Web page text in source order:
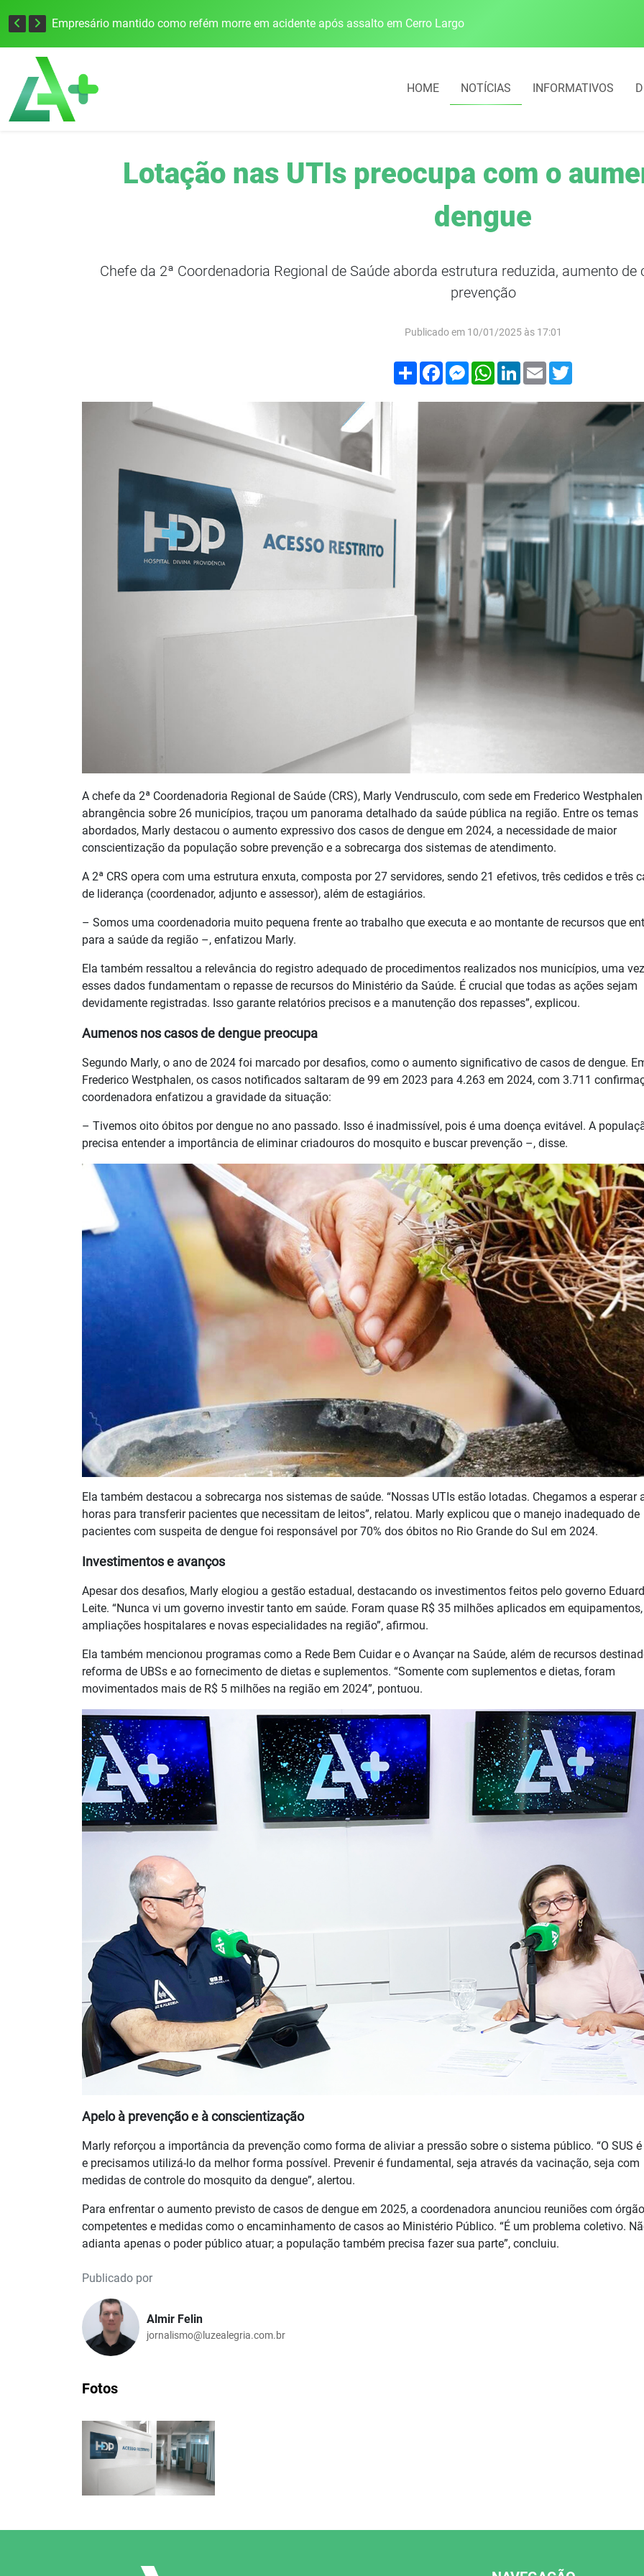
Empresário mantido como refém morre em acidente após assalto em Cerro Largo
HOME NOTÍCIAS INFORMATIVOS
Lotação nas UTIs preocupa com o
dengue
Chefe da 2ª Coordenadoria Regional de Saúde aborda estrutura reduzida, aumento
prevenção
Publicado em 10/01/2025 às 17:01
Compartilhar
FacebookMessenger
WhatsApp
LinkedIn
Email
A chefe da 2ª Coordenadoria Regional de Saúde (CRS), Marly Vendrusculo, com sede em Frederico
abrangência sobre 26 municípios, traçou um panorama detalhado da saúde pública na região. Entre os temas
abordados, Marly destacou o aumento expressivo dos casos de dengue em 2024, a necessidade de maior
conscientização da população sobre prevenção e a sobrecarga dos sistemas de atendimento.
A 2ª CRS opera com uma estrutura enxuta, composta por 27 servidores, sendo 21 efetivos, três cedidos e três
de liderança (coordenador, adjunto e assessor), além de estagiários.
– Somos uma coordenadoria muito pequena frente ao trabalho que executa e ao montante de recursos que
para a saúde da região –, enfatizou Marly.
Ela também ressaltou a relevância do registro adequado de procedimentos realizados nos municípios, uma
esses dados fundamentam o repasse de recursos do Ministério da Saúde. É crucial que todas as ações sejam
devidamente registradas. Isso garante relatórios precisos e a manutenção dos repasses”, explicou.
Aumenos nos casos de dengue preocupa
Segundo Marly, o ano de 2024 foi marcado por desafios, como o aumento significativo de casos de dengue.
Frederico Westphalen, os casos notificados saltaram de 99 em 2023 para 4.263 em 2024, com 3.711
coordenadora enfatizou a gravidade da situação:
– Tivemos oito óbitos por dengue no ano passado. Isso é inadmissível, pois é uma doença evitável. A
precisa entender a importância de eliminar criadouros do mosquito e buscar prevenção –, disse.
Ela também destacou a sobrecarga nos sistemas de saúde. “Nossas UTIs estão lotadas. Chegamos a esperar
horas para transferir pacientes que necessitam de leitos”, relatou. Marly explicou que o manejo inadequado de
pacientes com suspeita de dengue foi responsável por 70% dos óbitos no Rio Grande do Sul em 2024.
Investimentos e avanços
Apesar dos desafios, Marly elogiou a gestão estadual, destacando os investimentos feitos pelo governo
Leite. “Nunca vi um governo investir tanto em saúde. Foram quase R$ 35 milhões aplicados em equipamentos,
ampliações hospitalares e novas especialidades na região”, afirmou.
Ela também mencionou programas como a Rede Bem Cuidar e o Avançar na Saúde, além de recursos
reforma de UBSs e ao fornecimento de dietas e suplementos. “Somente com suplementos e dietas, foram
movimentados mais de R$ 5 milhões na região em 2024”, pontuou.
Apelo à prevenção e à conscientização
Marly reforçou a importância da prevenção como forma de aliviar a pressão sobre o sistema público. “O SUS
e precisamos utilizá-lo da melhor forma possível. Prevenir é fundamental, seja através da vacinação, seja com
medidas de controle do mosquito da dengue”, alertou.
Para enfrentar o aumento previsto de casos de dengue em 2025, a coordenadora anunciou reuniões com
competentes e medidas como o encaminhamento de casos ao Ministério Público. “É um problema coletivo.
adianta apenas o poder público atuar; a população também precisa fazer sua parte”, concluiu.
Publicado por
Almir Felin
jornalismo@luzealegria.com.br
Fotos